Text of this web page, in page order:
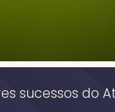
sucessos do